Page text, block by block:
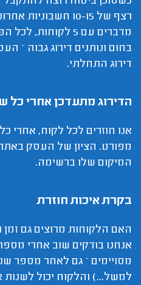
רצף של 10-15
מדברים עם 5
בחום ונותנים דירוג גבוה –
דירוג התחלתי.
הדירוג מתעדכן אחרי כל
אנו חוזרים לכל לקוח, אחרי
מפורט. הציון של העסק
המיקום שלו ברשימה.
בקרת איכות חוזרת
האם הלקוחות מרוצים גם
אנחנו בודקים שוב אחרי
מסויימים – גם לאחר מספר
למשל...) והלקוח יכול לשנות